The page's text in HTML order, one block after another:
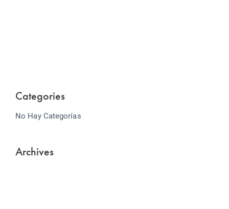
Categories
No Hay Categorías
Archives